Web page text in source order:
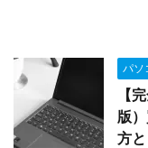
パソ
【
版
方